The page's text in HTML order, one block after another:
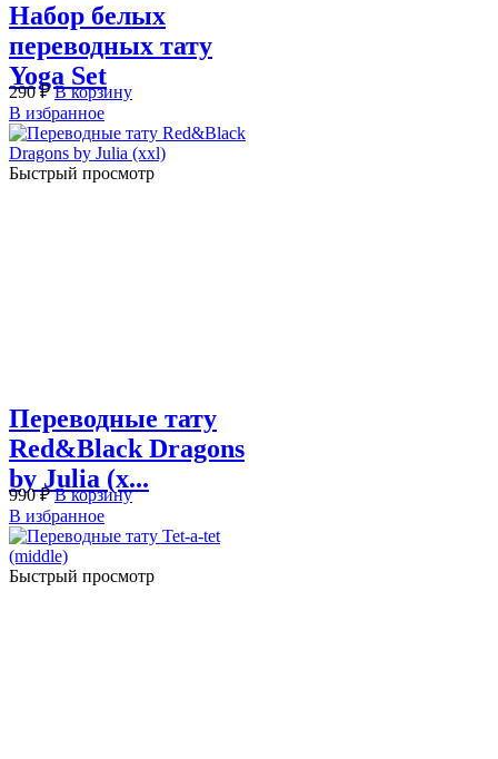
Набор белых
переводных тату
Yoga Set
290₽ В корзину
В избранное
Быстрый просмотр
Переводные тату
Red&Black Dragons
by Julia (x...
990₽ В корзину
В избранное
Быстрый просмотр